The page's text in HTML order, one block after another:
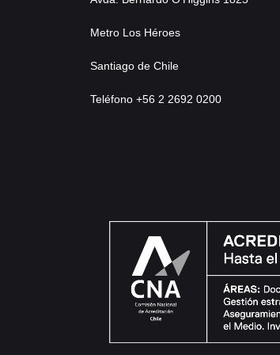
Metro Los Héroes
Santiago de Chile
Teléfono +56 2 2692 0200